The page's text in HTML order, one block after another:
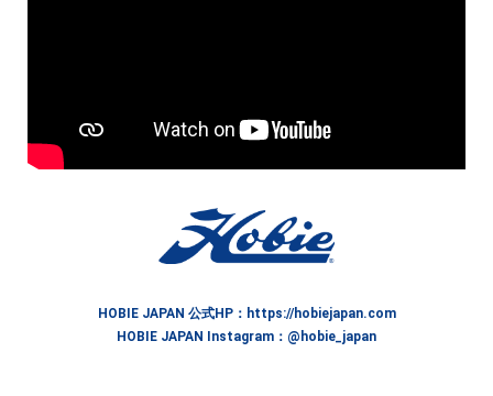
HOBIE JAPAN 公式HP： https://hobiejapan.com
HOBIE JAPAN Instagram： @hobie_japan